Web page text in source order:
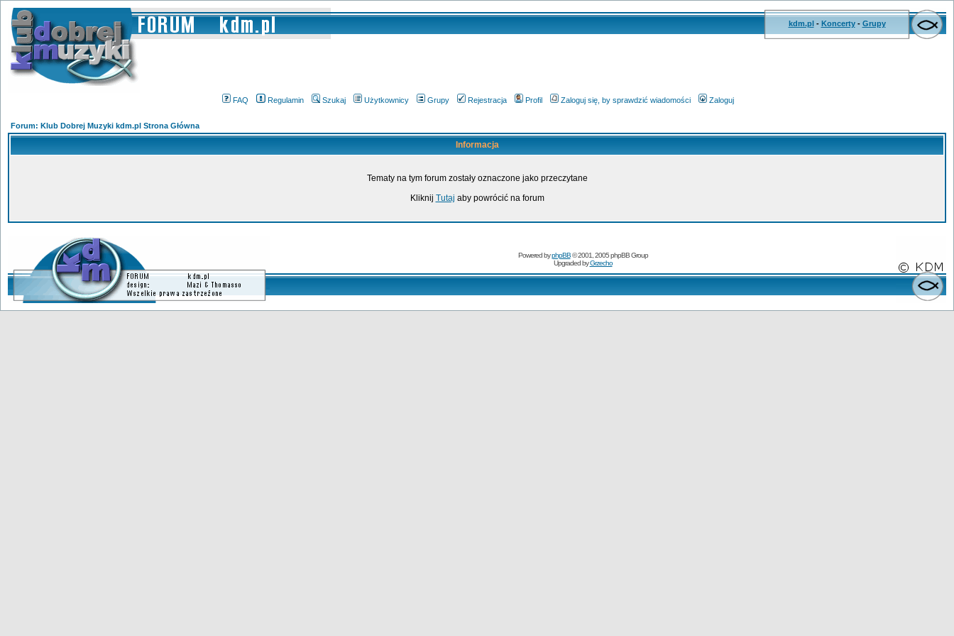
kdm.pl- Koncerty- Grupy
FAQ Regulamin Szukaj Użytkownicy Grupy Rejestracja Profil Zaloguj się, by sprawdzić wiadomości Zaloguj
Forum: Klub Dobrej Muzyki kdm.pl Strona Główna
Informacja
Tematy na tym forum zostały oznaczone jako przeczytane
Kliknij Tutaj aby powrócić na forum
Powered byphpBB© 2001, 2005 phpBB Group
Upgraded byGrzecho